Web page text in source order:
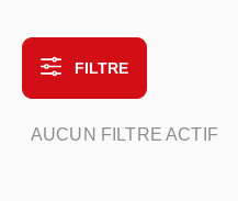
FILTRE
AUCUN FILTRE ACTIF